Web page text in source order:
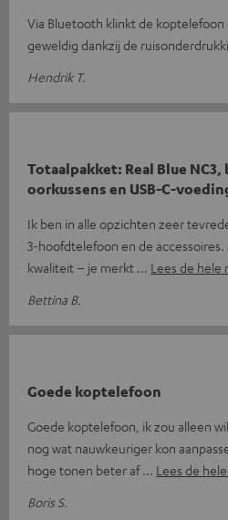
Via Bluetooth klinkt de
geweldig dankzij de
Hendrik T.
Totaalpakket: Real Blue
oorkussens en USB-C-
Ik ben in alle opzichten zeer
3-hoofdtelefoon en de accessoires.
kwaliteit – je merkt
Lees de hele
Bettina B.
Goede koptelefoon
Goede koptelefoon, ik zou alleen
nog wat nauwkeuriger kon
hoge tonen beter af
Lees de
Boris S.